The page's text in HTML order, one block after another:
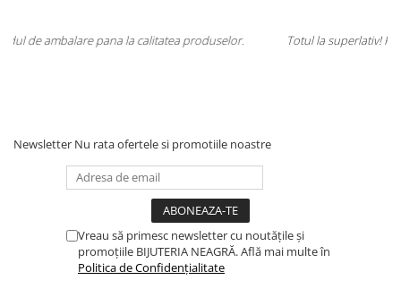
Totul la superlativ! Produsul, fix descrierea, ambalaj, livrare.
Newsletter Nu rata ofertele si promotiile noastre
Vreau să primesc newsletter cu noutățile și
promoțiile BIJUTERIA NEAGRĂ. Află mai multe în
Politica de Confidențialitate